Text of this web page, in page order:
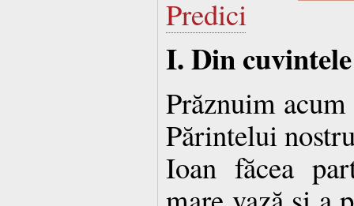
Predici
I. Din
Prăznuim
Părintelui
Ioan făcea